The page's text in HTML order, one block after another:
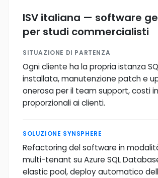
ISV italiana — software
per studi commercialisti
SITUAZIONE DI PARTENZA
Ogni cliente ha la propria istanza
installata, manutenzione patch e
onerosa per il team support, costi
proporzionali ai clienti.
SOLUZIONE SYNSPHERE
Refactoring del software in
multi-tenant su Azure SQL
elastic pool, deploy automatico